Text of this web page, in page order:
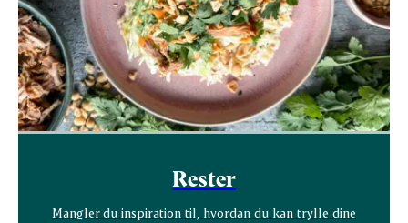
Rester
Mangler du inspiration til, hvordan du kan trylle dine